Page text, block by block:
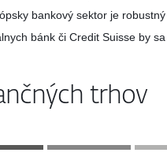
bankový sektor je
bánk či Credit Suisse by
trhov